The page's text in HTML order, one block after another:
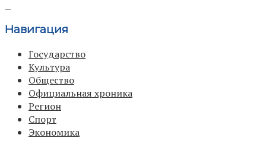
Навигация
Государство
Культура
Общество
Официальная хроника
Регион
Спорт
Экономика